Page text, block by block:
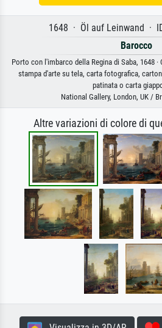
1648 · Öl auf Leinwand ·
Barocco
Porto con l'imbarco della Regina di Saba, 1648
stampa d'arte su tela, carta fotografica,
patinata o carta
National Gallery, London, UK /
Altre variazioni di colore di